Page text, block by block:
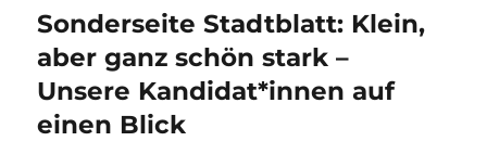
Vorheriger
Beitrag:
Sonderseite Stadtblatt: Klein,
aber ganz schön stark –
Unsere Kandidat*innen auf
einen Blick